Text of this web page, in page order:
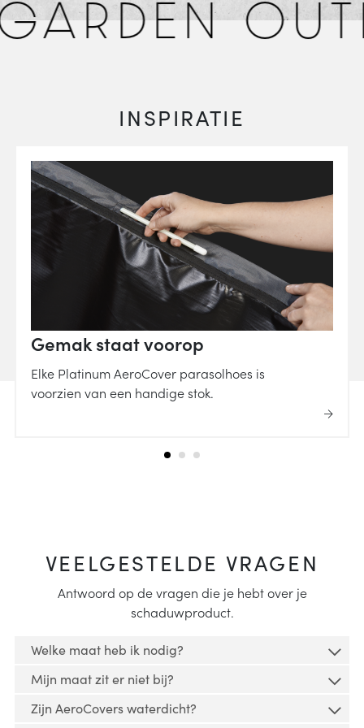
INSPIRATIE
Gemak staat voorop
Elke Platinum AeroCover parasolhoes is
voorzien van een handige stok.
VEELGESTELDE VRAGEN
Antwoord op de vragen die je hebt over je
schaduwproduct.
Welke maat heb ik nodig?
Lees hierhoe je jouw tuinmeubel kunt opmeten en
een geschikte tuinmeubelhoes kunt vinden.
Mijn maat zit er niet bij?
Veel hoezen kunnen voor meerdere doeleinden
Zijn AeroCovers waterdicht?